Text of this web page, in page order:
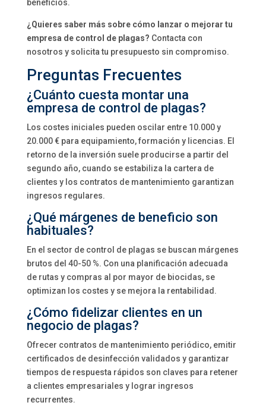
beneficios.
¿Quieres saber más sobre cómo lanzar o mejorar tu
empresa de control de plagas? Contacta con
nosotros y solicita tu presupuesto sin compromiso.
Preguntas Frecuentes
¿Cuánto cuesta montar una
empresa de control de plagas?
Los costes iniciales pueden oscilar entre 10.000 y
20.000 € para equipamiento, formación y licencias. El
retorno de la inversión suele producirse a partir del
segundo año, cuando se estabiliza la cartera de
clientes y los contratos de mantenimiento garantizan
ingresos regulares.
¿Qué márgenes de beneficio son
habituales?
En el sector de control de plagas se buscan márgenes
brutos del 40-50 %. Con una planificación adecuada
de rutas y compras al por mayor de biocidas, se
optimizan los costes y se mejora la rentabilidad.
¿Cómo fidelizar clientes en un
negocio de plagas?
Ofrecer contratos de mantenimiento periódico, emitir
certificados de desinfección validados y garantizar
tiempos de respuesta rápidos son claves para retener
a clientes empresariales y lograr ingresos
recurrentes.